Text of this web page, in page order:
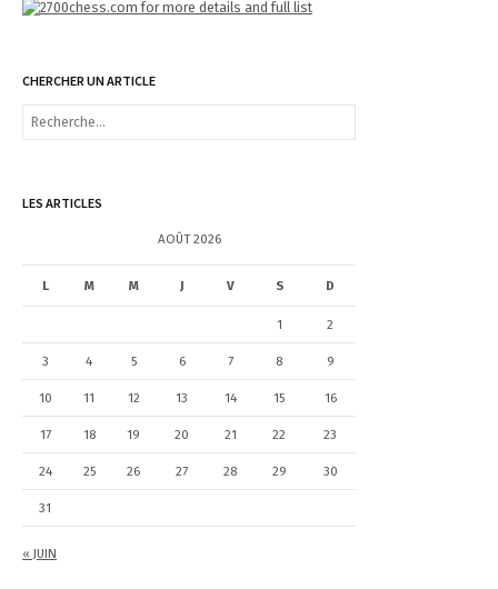
CHERCHER UN ARTICLE
R
r
e
LES ARTICLES
AOÛT 2026
L M M J V S D
« JUIN
1 2
3 4 5 6 7 8 9
10 11 12 13 14 15 16
17 18 19 20 21 22 23
24 25 26 27 28 29 30
31